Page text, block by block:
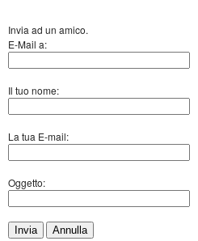
Invia ad un amico.
E-Mail a:
Il tuo nome:
La tua E-mail:
Oggetto:
Invia Annulla